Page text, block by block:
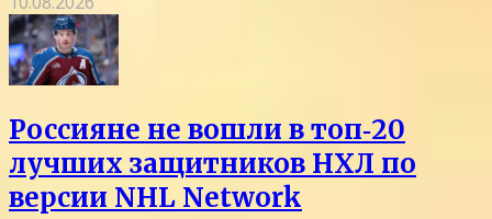
Россияне не вошли в топ‑20
лучших защитников НХЛ по
версии NHL Network